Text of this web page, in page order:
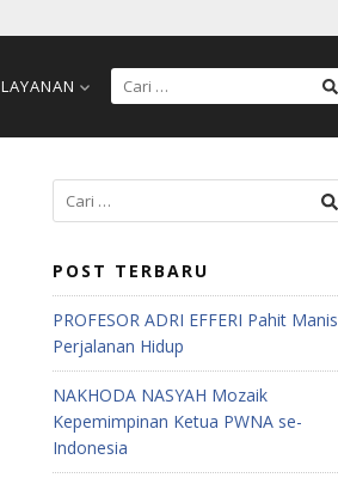
LAYANAN
POST TERBARU
PROFESOR ADRI EFFERI Pahit Manis
Perjalanan Hidup
NAKHODA NASYAH Mozaik
Kepemimpinan Ketua PWNA se-
Indonesia